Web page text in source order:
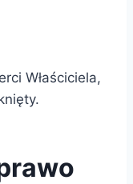
Właściciela,